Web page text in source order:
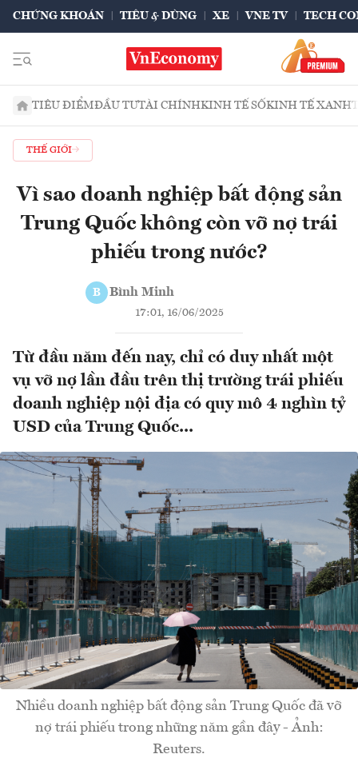
CHỨNG KHOÁN TIÊU & DÙNG XE VNE TV TECH
TIÊU ĐIỂMĐẦU TƯTÀI CHÍNHKINH TẾ SỐKINH TẾ XANH
THẾ GIỚI
Vì sao doanh nghiệp bất động sản
Trung Quốc không còn vỡ nợ trái
phiếu trong nước?
B Bình Minh
17:01, 16/06/2025
Từ đầu năm đến nay, chỉ có duy nhất một
vụ vỡ nợ lần đầu trên thị trường trái phiếu
doanh nghiệp nội địa có quy mô 4 nghìn tỷ
USD của Trung Quốc...
Nhiều doanh nghiệp bất động sản Trung Quốc đã vỡ
nợ trái phiếu trong những năm gần đây - Ảnh:
Reuters.